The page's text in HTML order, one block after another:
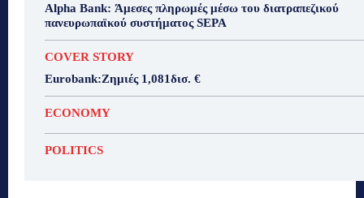
Alpha Bank: Άμεσες πληρωμές μέσω του διατραπεζικού
πανευρωπαϊκού συστήματος SEPA
COVER STORY
Eurobank:Ζημιές 1,081δισ. €
ECONOMY
POLITICS